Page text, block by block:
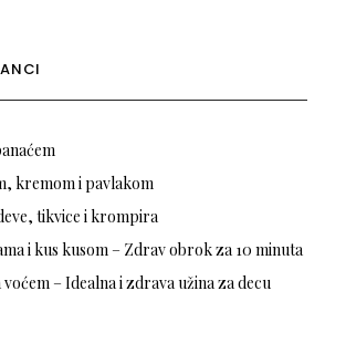
kremom i pavlakom
tikvice i krompira
i kus kusom – Zdrav obrok za 10 minuta
– Idealna i zdrava užina za decu